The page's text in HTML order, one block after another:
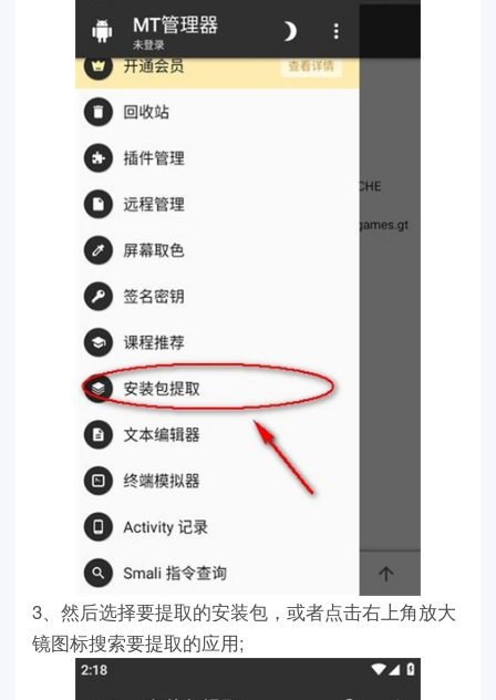
3、然后选择要提取的安装包，或者点击右上角放大
镜图标搜索要提取的应用;